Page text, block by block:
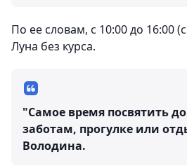
По ее словам, с 10:00 до 16:00
Луна без курса.
"Самое время посвятить
заботам, прогулке или
Володина.